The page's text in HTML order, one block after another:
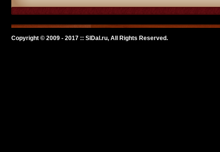
Copyright © 2009 - 2017 :: SlDal.ru, All Rights Reserved.